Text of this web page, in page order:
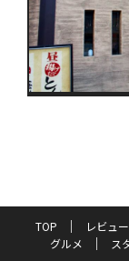
TOP レビュー
グルメ
ス